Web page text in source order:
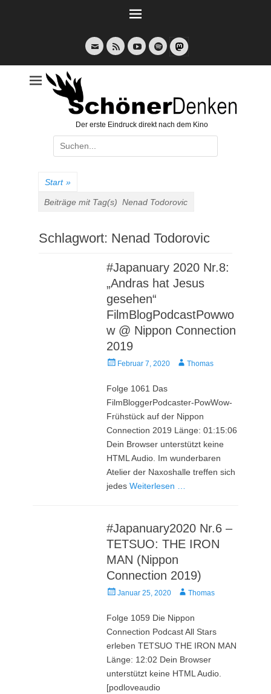
E-
Mail
Feed YouTubeSpotify
Der erste Eindruck direkt nach dem Kino
Suche
nach:
Start »
Beiträge mit Tag(s) Nenad Todorovic
Schlagwort: Nenad Todorovic
#Japanuary 2020 Nr.8:
„Andras hat Jesus
gesehen“
FilmBlogPodcastPowwo
w @ Nippon Connection
2019
Veröffentlicht
Februar 7, 2020 AutorThomas
Folge 1061 Das
FilmBloggerPodcaster-PowWow-
Frühstück auf der Nippon
Connection 2019 Länge: 01:15:06
Dein Browser unterstützt keine
HTML Audio. Im wunderbaren
Atelier der Naxoshalle treffen sich
jedesWeiterlesen …
#Japanuary2020 Nr.6 –
TETSUO: THE IRON
MAN (Nippon
Connection 2019)
Veröffentlicht
Januar 25, 2020 AutorThomas
Folge 1059 Die Nippon
Connection Podcast All Stars
erleben TETSUO THE IRON MAN
Länge: 12:02 Dein Browser
unterstützt keine HTML Audio.
[podloveaudio